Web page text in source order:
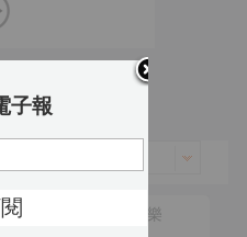
節慶 音樂
子報